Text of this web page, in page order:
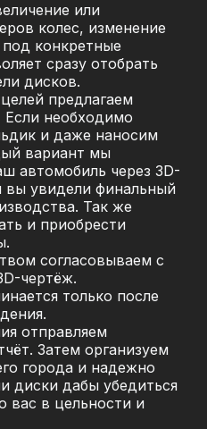
или
колес, изменение
конкретные
сразу отобрать
дисков.
предлагаем
необходимо
и даже наносим
вариант мы
автомобиль через 3D-
вы увидели финальный
Так же
и приобрести
согласовываем с
чертёж.
только после
отправляем
Затем организуем
города и надежно
диски дабы убедиться
вас в цельности и